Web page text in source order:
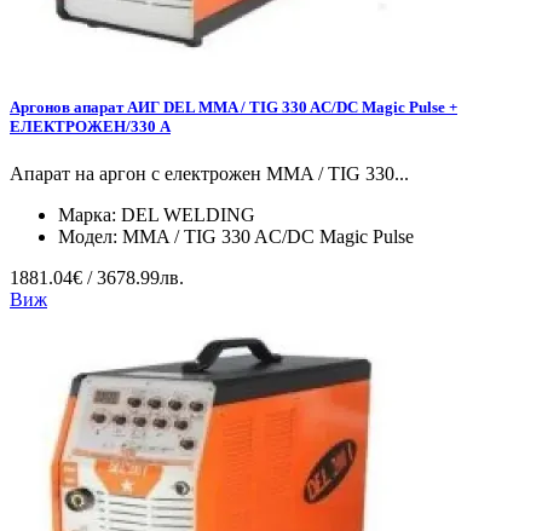
Аргонов апарат АИГ DEL MMA / TIG 330 AC/DC Magic Pulse +
ЕЛЕКТРОЖЕН/330 А
Апарат на аргон с електрожен MMA / TIG 330...
Марка: DEL WELDING
Модел: MMA / TIG 330 AC/DC Magic Pulse
1881.04€ / 3678.99лв.
Виж